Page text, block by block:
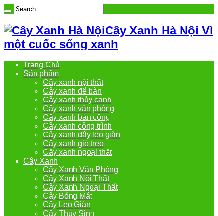
Cây Xanh Hà Nội Vì
một cuốc sống xanh
Trang Chủ
Sản phẩm
Cây xanh nội thất
Cây xanh để bàn
Cây xanh thủy canh
Cây xanh văn phòng
Cây xanh ban công
Cây xanh công trình
Cây xanh dây leo giàn
Cây xanh giỏ treo
Cây xanh ngoại thất
Cây Xanh
Cây Xanh Văn Phòng
Cây Xanh Nội Thất
Cây Xanh Ngoại Thất
Cây Bóng Mát
Cây Leo Giàn
Cây Thủy Sinh